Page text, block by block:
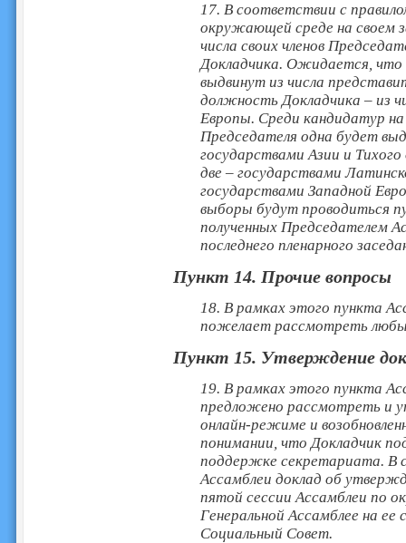
17. В соответствии с
окружающей среде на своем
числа своих членов
Докладчика. Ожидается,
выдвинут из числа
должность Докладчика – из
Европы. Среди кандидатур
Председателя одна будет
государствами Азии и
две – государствами
государствами Западной
выборы будут проводиться
полученных Председателем
последнего пленарного
Пункт 14. Прочие вопросы
18. В рамках этого пункта
пожелает рассмотреть
Пункт 15. Утверждение
19. В рамках этого пункта
предложено рассмотреть и
онлайн-режиме и
понимании, что Докладчик
поддержке секретариата. В
Ассамблеи доклад об
пятой сессии Ассамблеи по
Генеральной Ассамблее на
Социальный Совет.